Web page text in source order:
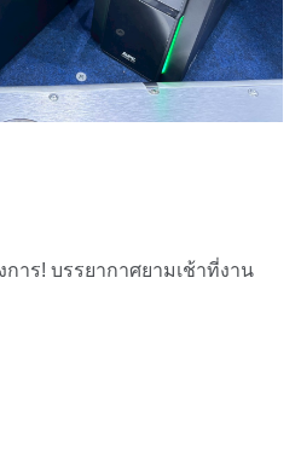
การ! บรรยากาศยามเช้าที่งาน